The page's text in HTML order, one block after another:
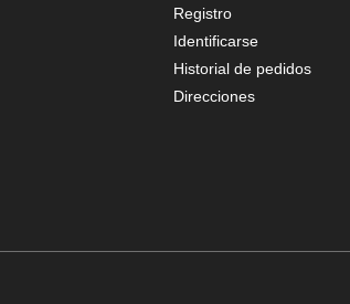
Registro
Identificarse
Historial de pedidos
Direcciones